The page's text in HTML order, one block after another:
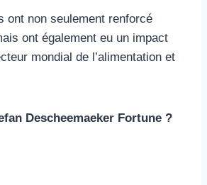
ont non seulement renforcé
ont également eu un impact
mondial de l’alimentation et
Descheemaeker Fortune ?